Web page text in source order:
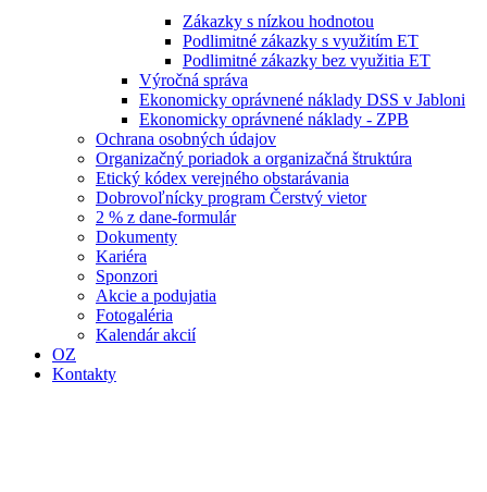
Zákazky s nízkou hodnotou
Podlimitné zákazky s využitím ET
Podlimitné zákazky bez využitia ET
Výročná správa
Ekonomicky oprávnené náklady DSS v Jabloni
Ekonomicky oprávnené náklady - ZPB
Ochrana osobných údajov
Organizačný poriadok a organizačná štruktúra
Etický kódex verejného obstarávania
Dobrovoľnícky program Čerstvý vietor
2 % z dane-formulár
Dokumenty
Kariéra
Sponzori
Akcie a podujatia
Fotogaléria
Kalendár akcií
OZ
Kontakty